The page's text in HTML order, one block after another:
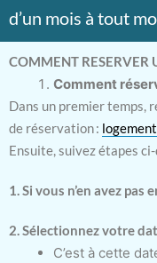
d’un mois à tout
COMMENT RESERVER
Comment
Dans un premier temps,
de réservation :
Ensuite, suivez étapes
1. Si vous n’en avez
2. Sélectionnez votre
C’est à cette